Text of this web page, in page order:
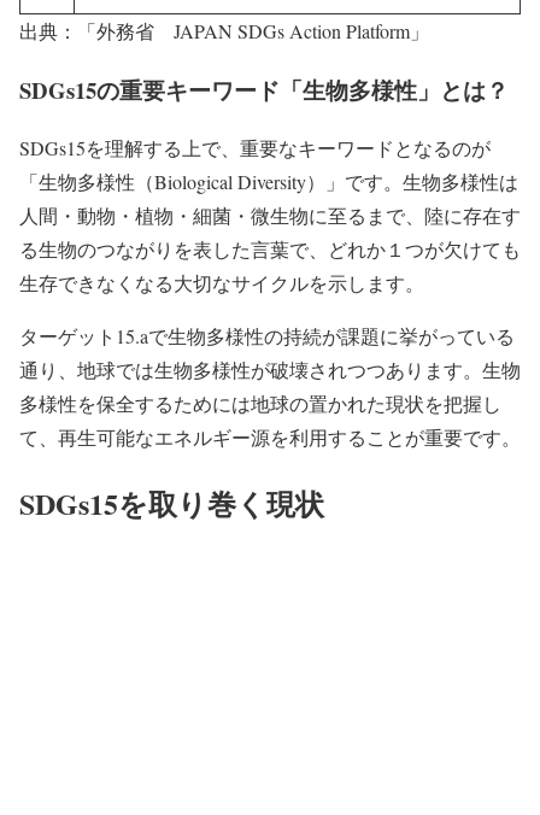
出典：「外務省 JAPAN SDGs Action Platform」
SDGs15の重要キーワード「生物多様性」とは？
SDGs15を理解する上で、重要なキーワードとなるのが
「生物多様性（Biological Diversity）」 です。生物多様性は
人間・動物・植物・細菌・微生物に至るまで、陸に存在す
る生物のつながりを表した言葉で、どれか１つが欠けても
生存できなくなる大切なサイクルを示します。
ターゲット15.aで生物多様性の持続が課題に挙がっている
通り、地球では生物多様性が破壊されつつあります。生物
多様性を保全するためには地球の置かれた現状を把握し
て、 再生可能なエネルギー源を利用することが重要です。
SDGs15を取り巻く現状